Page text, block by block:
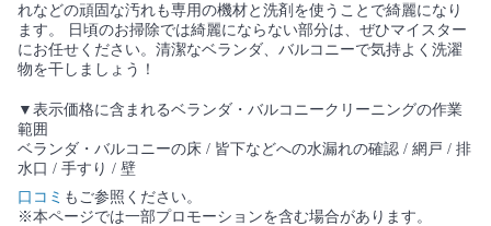
れなどの頑固な汚れも専用の機材と洗剤を使うことで綺麗になり
ます。 日頃のお掃除では綺麗にならない部分は、ぜひマイスター
にお任せください。清潔なベランダ、バルコニーで気持よく洗濯
物を干しましょう！
▼表示価格に含まれるベランダ・バルコニークリーニングの作業
範囲
ベランダ・バルコニーの床 / 皆下などへの水漏れの確認 / 網戸 / 排
水口 / 手すり / 壁
口コミ もご参照ください。
※本ページでは一部プロモーションを含む場合があります。